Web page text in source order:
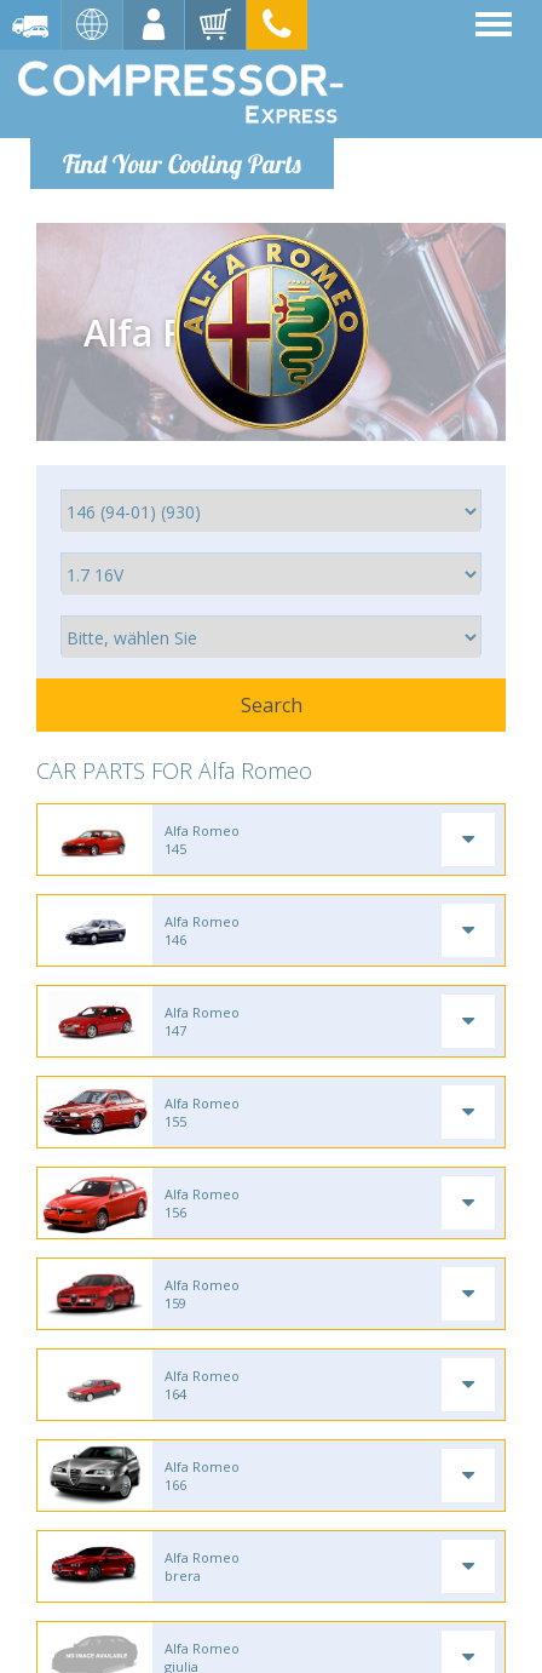
Find Your Cooling Parts
Alfa Romeo
CAR PARTS FOR Alfa Romeo
Alfa Romeo
145
Alfa Romeo
146
Alfa Romeo
147
Alfa Romeo
155
Alfa Romeo
156
Alfa Romeo
159
Alfa Romeo
164
Alfa Romeo
166
Alfa Romeo
brera
Alfa Romeo
giulia